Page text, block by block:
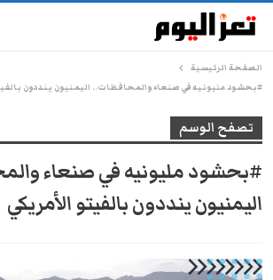
الصفحة الرئيسية
#بحشود مليونيه في صنعاء والمحافظات.. اليمنيون ينددون
تصفح الوسم
#بحشود مليونيه في صنعاء
اليمنيون ينددون بالفيتو الأمريكي